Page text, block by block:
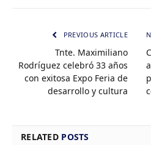
PREVIOUS ARTICLE
Tnte. Maximiliano
Rodríguez celebró 33 años
con exitosa Expo Feria de
desarrollo y cultura
RELATED POSTS